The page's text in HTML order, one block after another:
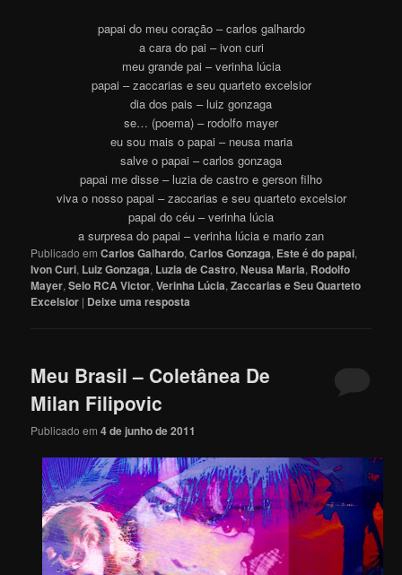
papai do meu coração – carlos galhardo
a cara do pai – ivon curi
meu grande pai – verinha lúcia
papai – zaccarias e seu quarteto excelsior
dia dos pais – luiz gonzaga
se… (poema) – rodolfo mayer
eu sou mais o papai – neusa maria
salve o papai – carlos gonzaga
papai me disse – luzia de castro e gerson filho
viva o nosso papai – zaccarias e seu quarteto excelsior
papai do céu – verinha lúcia
a surpresa do papai – verinha lúcia e mario zan
Publicado em Carlos Galhardo,Carlos Gonzaga, Este é do papai,
Ivon Curi, Luiz Gonzaga, Luzia de Castro,Neusa Maria, Rodolfo
Mayer,Selo RCA Victor,Verinha Lúcia,Zaccarias e Seu Quarteto
Excelsior | Deixe uma resposta
Meu Brasil – Coletânea De
Milan Filipovic
Publicado em4 de junho de 2011